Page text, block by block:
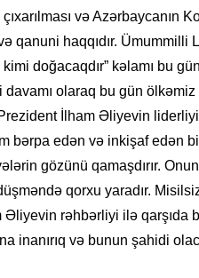
və Azərbaycanın
qanuni haqqıdır.
doğacaqdır” kəlamı bu
davamı olaraq bu gün
İlham Əliyevin
bərpa edən və inkişaf edən
gözünü qamaşdırır.
qorxu yaradır.
Əliyevin rəhbərliyi ilə qarşıda
inanırıq və bunun şahidi